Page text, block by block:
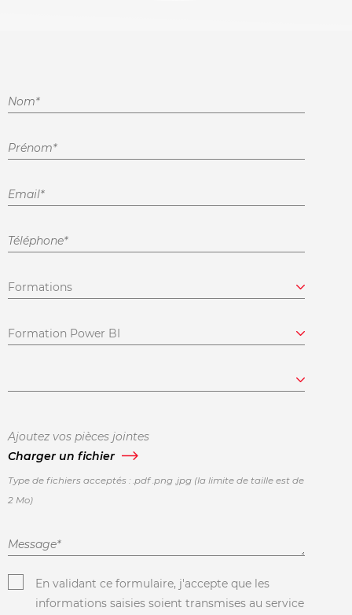
Type de fichiers acceptés : .pdf .png .jpg (la limite de taille est de
2 Mo)
En validant ce formulaire, j'accepte que les
informations saisies soient transmises au service